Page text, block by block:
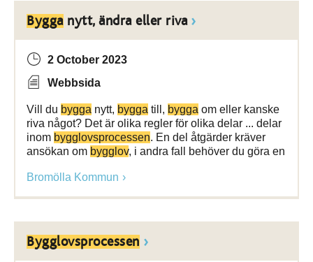
Bygganytt, ändra eller riva
2 October 2023
Webbsida
Vill du bygga nytt, bygga till, bygga om eller kanske
riva något? Det är olika regler för olika delar ... delar
inom bygglovsprocessen. En del åtgärder kräver
ansökan om bygglov, i andra fall behöver du göra en
Bromölla Kommun
Bygglovsprocessen